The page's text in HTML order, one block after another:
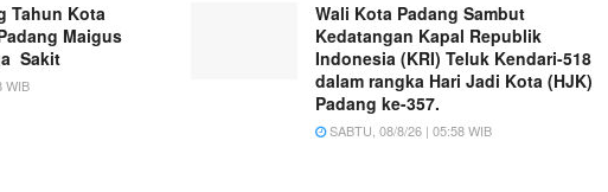
Tahun Kota
Maigus
Sakit
WIB
Wali Kota Padang Sambut
Kedatangan Kapal Republik
Indonesia (KRI) Teluk Kendari-518
dalam rangka Hari Jadi Kota (HJK)
Padang ke-357.
SABTU, 08/8/26 | 05:58 WIB